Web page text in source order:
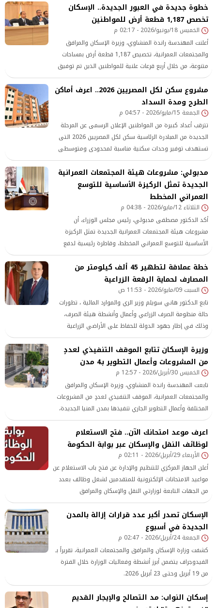
المجتمعات العمرانية الجديدة بسحب قطعة أرض سبق
تخصيصها لإحدى الشركات، مع ما يترتب على ذلك من آثار
قانونية، وإلزام الجهة الإدارية بالمصروفات.
خطوة جديدة في العبور الجديدة.. الإسكان
تخصص 1,187 قطعة أرض للمواطنين
الخميس 18/يونيو/2026 - 02:17 م
أعلنت المهندسة راندة المنشاوي، وزيرة الإسكان والمرافق
والمجتمعات العمرانية، تخصيص 1,187 قطعة أرض بمساحات
متنوعة، من خلال أربع قرعات علنية للمواطنين الذين تم توفيق
أوضاعهم بالأراضي المضافة لمدينة العبور الجديدة.
مشروع سكن لكل المصريين 2026.. اعرف أماكن
الطرح ومدة السداد
الجمعة 15/مايو/2026 - 04:57 م
تترقب أعداد كبيرة من المواطنين الإعلان الرسمى عن المرحلة
الجديدة من المبادرة الرئاسية سكن لكل المصريين 2026 التى
تستهدف توفير وحدات سكنية مناسبة لمحدودى ومتوسطى
الدخل داخل عدد من المدن الجديدة
مدبولي: مشروعات هيئة المجتمعات العمرانية
الجديدة تمثل الركيزة الأساسية للتوسع
العمراني المخطط
الثلاثاء 12/مايو/2026 - 04:38 م
أكد الدكتور مصطفى مدبولي، رئيس مجلس الوزراء، أن
مشروعات هيئة المجتمعات العمرانية الجديدة تمثل الركيزة
الأساسية للتوسع العمراني المخطط، وقاطرة رئيسية لدفع
عجلة نمو الاقتصاد الوطني وتوفير فرص العمل.
خطة عملاقة لتطهير 45 ألف كيلومتر من
المصارف لحماية الرقعة الزراعية
السبت 09/مايو/2026 - 11:53 ص
تابع الدكتور هاني سويلم وزير الري والموارد المائية ، تطورات
حالة منظومة الصرف الزراعي وأعمال وأنشطة هيئة الصرف،
وذلك في إطار جهود الدولة للحفاظ على الأراضي الزراعية
وتعزيز كفاءة إدارة الموارد المائية.
وزيرة الإسكان تتابع الموقف التنفيذي لعددٍ
من المشروعات وأعمال التطوير بـ4 مدن
الخميس 30/أبريل/2026 - 12:57 م
تابعت المهندسة راندة المنشاوي، وزيرة الإسكان والمرافق
والمجتمعات العمرانية، الموقف التنفيذي لعددٍ من المشروعات
المختلفة وأعمال التطوير الجاري تنفيذها بمدن المنيا الجديدة،
وقنا الجديدة، وسوهاج الجديدة، وأسيوط الجديدة.
اعرف موعد امتحانك الآن.. فتح الاستعلام
لوظائف النقل والإسكان عبر بوابة الحكومة
الأربعاء 29/أبريل/2026 - 02:11 م
أعلن الجهاز المركزي للتنظيم والإدارة عن فتح باب الاستعلام عن
مواعيد الامتحانات الإلكترونية للمتقدمين لشغل وظائف بعدد
من الجهات التابعة لوزارتي النقل والإسكان والمرافق
والمجتمعات
الإسكان تصدر أكبر عدد قرارات إزالة بالمدن
الجديدة في أسبوع
الجمعة 24/أبريل/2026 - 02:47 م
كشفت وزارة الإسكان والمرافق والمجتمعات العمرانية، تقريراً بـ
الفيدوجراف يتضمن أبرز أنشطة وفعاليات الوزارة خلال الفترة
من 19 أبريل وحتى 23 أبريل 2026.
إسكان النواب: مد التصالح والإيجار القديم